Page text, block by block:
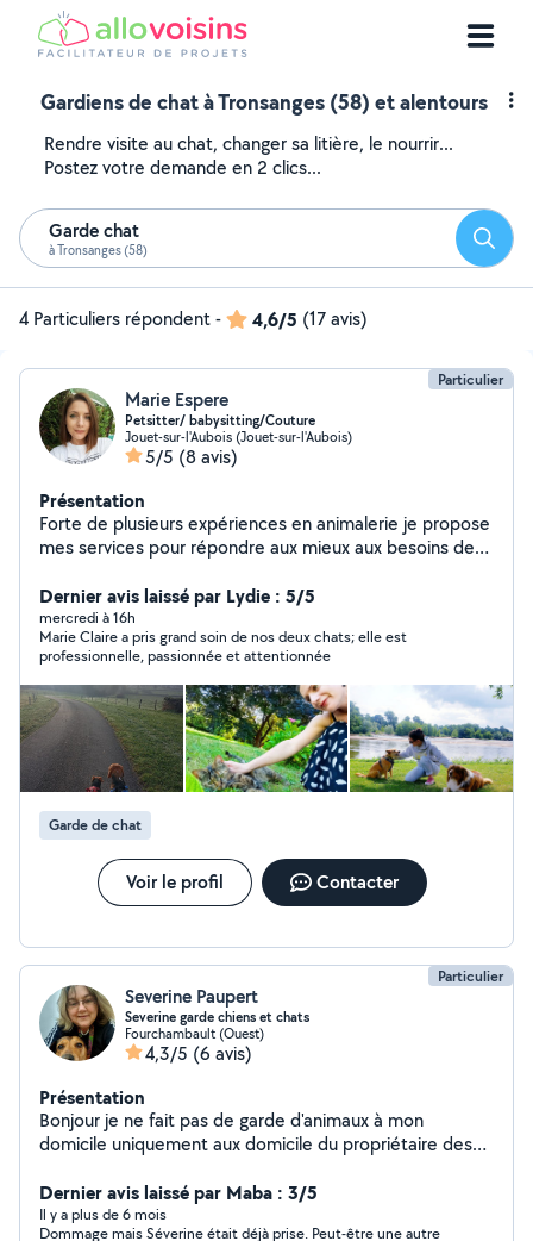
Gardiens de chat à Tronsanges (58) et alentours
Rendre visite au chat, changer sa litière, le nourrir...
Postez votre demande en 2 clics...
Garde chat
à Tronsanges (58)
4 Particuliers répondent- 4,6/5 (17 avis)
Particulier
Marie Espere
Petsitter/ babysitting/Couture
Jouet-sur-l'Aubois (Jouet-sur-l'Aubois)
5/5 (8 avis)
Présentation
Forte de plusieurs expériences en animalerie je propose
mes services pour répondre aux mieux aux besoins de
positive. (Détentrice de l'ACACED) Également je
propose des services de couture en tout genre ayant
une maman ancienne couturière. Enfin, je propose
également mes services de gardes pour vos petits ou
plus grand enfants, plusieurs expériences dans le
babysitting. Activités manuelles, sortie, atelier cuisine /
jeux d'éveil/ sport. Réactive et sérieuse je répondrai à
vos questions rapidement.
Dernier avis laissé par Lydie : 5/5
mercredi à 16h
Marie Claire a pris grand soin de nos deux chats; elle est
professionnelle, passionnée et attentionnée
Garde de chat
Voir le profil Contacter
Particulier
Severine Paupert
Severine garde chiens et chats
Fourchambault (Ouest)
4,3/5 (6 avis)
Présentation
Bonjour je ne fait pas de garde d'animaux à mon
domicile uniquement aux domicile du propriétaire des
Dernier avis laissé par Maba : 3/5
Il y a plus de 6 mois
Dommage mais Séverine était déjà prise. Peut-être une autre